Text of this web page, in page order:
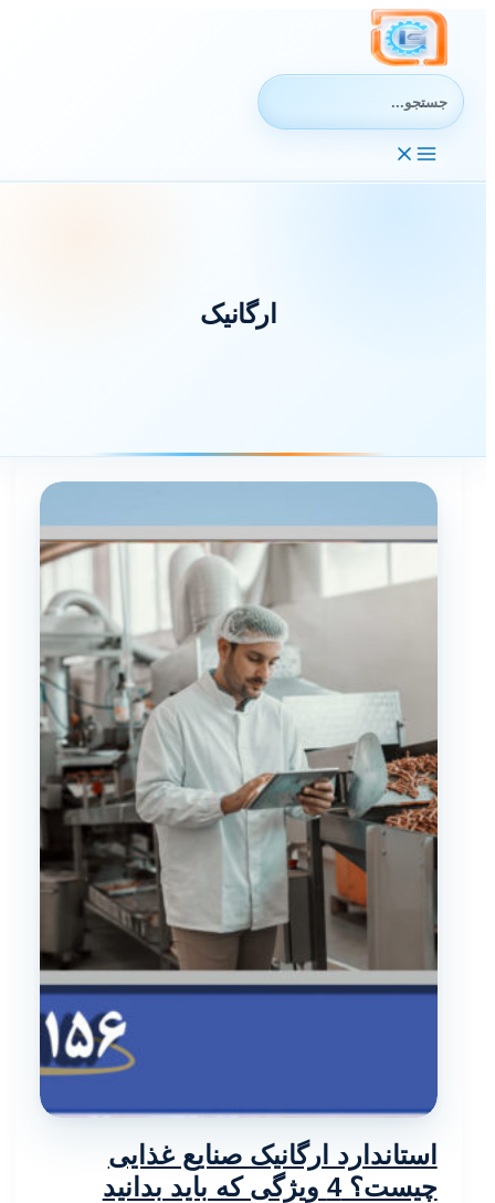
جستجوی:
ارگانیک
استاندارد ارگانیک صنایع غذایی
چیست؟ 4 ویژگی که باید بدانید